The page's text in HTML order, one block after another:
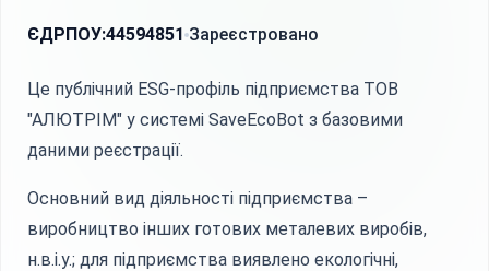
ЄДРПОУ:44594851 Зареєстровано
Це публічний ESG-профіль підприємства ТОВ
"АЛЮТРІМ" у системі SaveEcoBot з базовими
даними реєстрації.
Основний вид діяльності підприємства –
виробництво інших готових металевих виробів,
н.в.і.у.; для підприємства виявлено екологічні,